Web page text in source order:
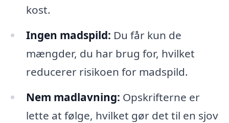
kost.
Ingen madspild: Du får kun de
mængder, du har brug for, hvilket
reducerer risikoen for madspild.
Nem madlavning: Opskrifterne er
lette at følge, hvilket gør det til en sjov